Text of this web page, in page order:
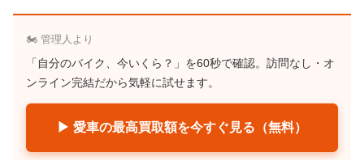
🏍️ 管理人より
「自分のバイク、今いくら？」を60秒で確認。訪問なし・オ
ンライン完結だから気軽に試せます。
▶ 愛車の最高買取額を今すぐ見る（無料）